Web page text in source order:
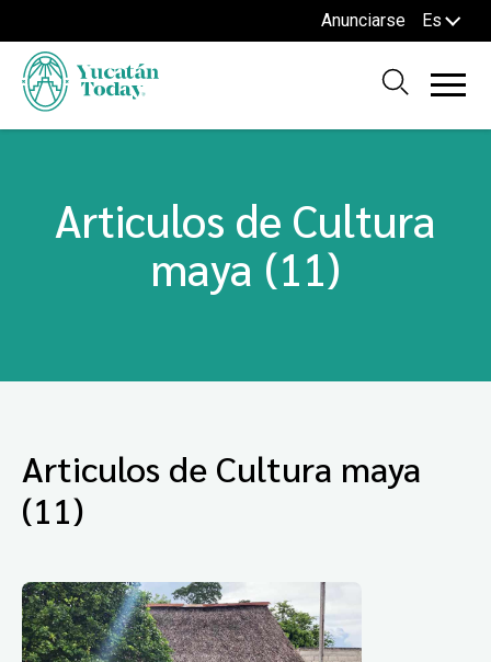
Anunciarse Es
Articulos de Cultura
maya (11)
Articulos de Cultura maya
(11)